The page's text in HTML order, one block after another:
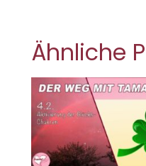
Ähnliche